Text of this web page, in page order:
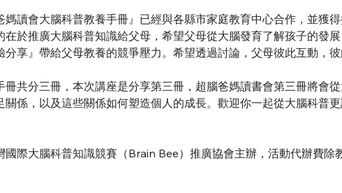
媽讀會大腦科普教養手冊』已經與各縣市家庭教育中心合作，並獲
在於推廣大腦科普知識給父母，希望父母從大腦發育了解孩子的發
分享』帶給父母教養的競爭壓力。希望透過討論，父母彼此互動，
冊共分三冊，本次講座是分享第三冊，超腦爸媽讀書會第三冊將會
關係，以及這些關係如何塑造個人的成長。歡迎你一起從大腦科普
國際大腦科普知識競賽（Brain Bee）推廣協會主辦，活動代辦費除